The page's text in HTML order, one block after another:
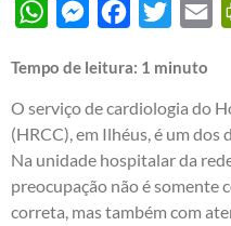
WhatsAppMessengerFacebook
Twitter
Tempo de leitura: 1 minuto
O serviço de cardiologia do
(HRCC), em Ilhéus, é um
Na unidade hospitalar da
preocupação não é somente
correta, mas também com